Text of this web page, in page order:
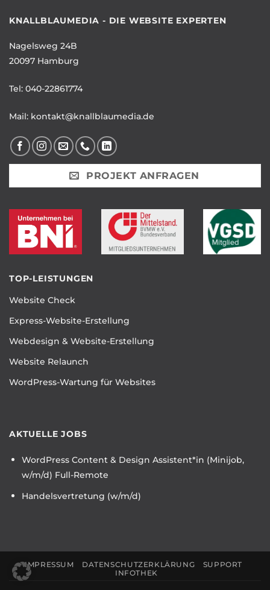
KNALLBLAUMEDIA - DIE WEBSITE EXPERTEN
Nagelsweg 24B
20097 Hamburg
Tel: 040-22861774
Mail: kontakt@knallblaumedia.de
PROJEKT ANFRAGEN
TOP-LEISTUNGEN
Website Check
Express-Website-Erstellung
Webdesign & Website-Erstellung
Website Relaunch
WordPress-Wartung für Websites
AKTUELLE JOBS
WordPress Content & Design Assistent*in (Minijob,
w/m/d) Full-Remote
Handelsvertretung (w/m/d)
IMPRESSUM DATENSCHUTZERKLÄRUNG
SUPPORT
INFOTHEK